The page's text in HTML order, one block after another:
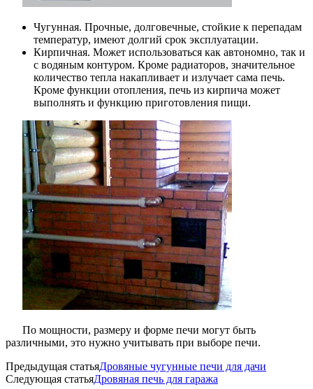
Чугунная. Прочные, долговечные, стойкие к перепадам
температур, имеют долгий срок эксплуатации.
Кирпичная. Может использоваться как автономно, так и
с водяным контуром. Кроме радиаторов, значительное
количество тепла накапливает и излучает сама печь.
Кроме функции отопления, печь из кирпича может
выполнять и функцию приготовления пищи.
По мощности, размеру и форме печи могут быть
различными, это нужно учитывать при выборе печи.
Предыдущая статьяДровяные чугунные печи для дачи
Следующая статьяДровяная печь для гаража